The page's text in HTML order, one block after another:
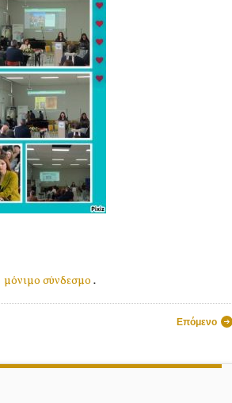
μόνιμο σύνδεσμο .
Επόμενο